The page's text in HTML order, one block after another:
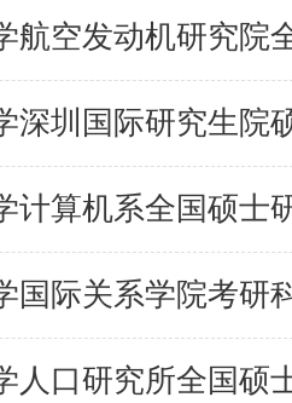
营、清北强基营
刺营，更有清北
长领学，班主任
高，学员遍布清
考资料及清北考
深圳国际研究生院
国际关系学院考研